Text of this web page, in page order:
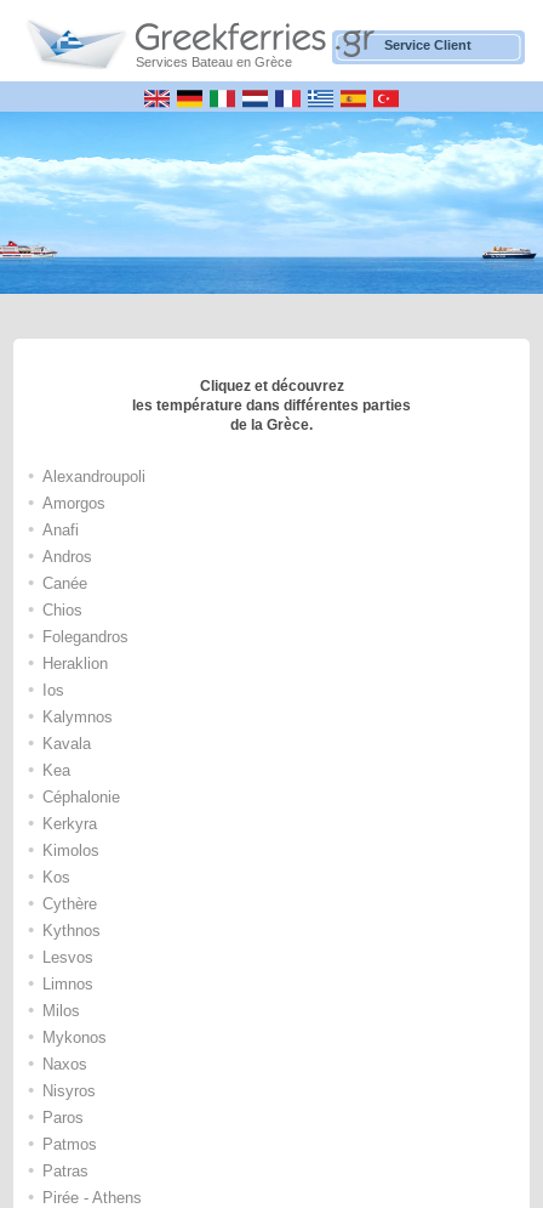
Services Bateau en Grèce
Service Client
Cliquez et découvrez
les température dans différentes parties
de la Grèce.
• Alexandroupoli
• Amorgos
• Anafi
• Andros
• Canée
• Chios
• Folegandros
• Heraklion
• Ios
• Kalymnos
• Kavala
• Kea
• Céphalonie
• Kerkyra
• Kimolos
• Kos
• Cythère
• Kythnos
• Lesvos
• Limnos
• Milos
• Mykonos
• Naxos
• Nisyros
• Paros
• Patmos
• Patras
• Pirée - Athens